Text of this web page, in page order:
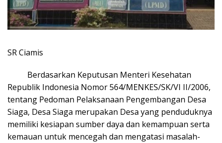
SR Ciamis
Berdasarkan Keputusan Menteri Kesehatan
Republik Indonesia Nomor 564/MENKES/SK/VI II/2006,
tentang Pedoman Pelaksanaan Pengembangan Desa
Siaga, Desa Siaga merupakan Desa yang penduduknya
memiliki kesiapan sumber daya dan kemampuan serta
kemauan untuk mencegah dan mengatasi masalah-